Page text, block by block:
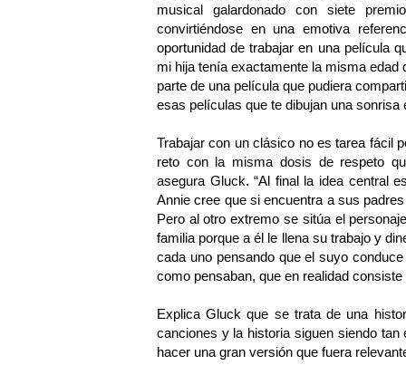
musical galardonado con siete
convirtiéndose en una emotiva
oportunidad de trabajar en una película
mi hija tenía exactamente la misma edad
parte de una película que pudiera
esas películas que te dibujan una sonrisa
Trabajar con un clásico no es tarea fácil
reto con la misma dosis de respeto
asegura Gluck. “Al final la idea central
Annie cree que si encuentra a sus
Pero al otro extremo se sitúa el
familia porque a él le llena su trabajo y
cada uno pensando que el suyo
como pensaban, que en realidad consiste
Explica Gluck que se trata de una
canciones y la historia siguen siendo
hacer una gran versión que fuera